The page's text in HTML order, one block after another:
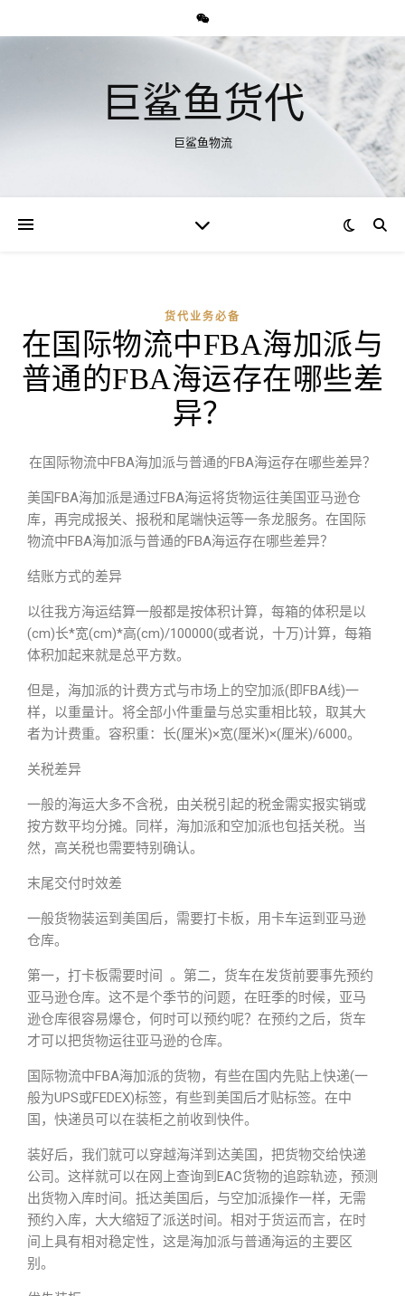
巨鲨鱼货代
巨鲨鱼物流
货代业务必备
在国际物流中FBA海加派与
普通的FBA海运存在哪些差
异？
在国际物流中FBA海加派与普通的FBA海运存在哪些差异？
美国FBA海加派是通过FBA海运将货物运往美国亚马逊仓
库，再完成报关、报税和尾端快运等一条龙服务。在国际
物流中FBA海加派与普通的FBA海运存在哪些差异？
结账方式的差异
以往我方海运结算一般都是按体积计算，每箱的体积是以
(cm)长*宽(cm)*高(cm)/100000(或者说，十万)计算，每箱
体积加起来就是总平方数。
但是，海加派的计费方式与市场上的空加派(即FBA线)一
样，以重量计。将全部小件重量与总实重相比较，取其大
者为计费重。容积重：长(厘米)×宽(厘米)×(厘米)/6000。
关税差异
一般的海运大多不含税，由关税引起的税金需实报实销或
按方数平均分摊。同样，海加派和空加派也包括关税。当
然，高关税也需要特别确认。
末尾交付时效差
一般货物装运到美国后，需要打卡板，用卡车运到亚马逊
仓库。
第一，打卡板需要时间 。第二，货车在发货前要事先预约
亚马逊仓库。这不是个季节的问题，在旺季的时候，亚马
逊仓库很容易爆仓，何时可以预约呢？在预约之后，货车
才可以把货物运往亚马逊的仓库。
国际物流中FBA海加派的货物，有些在国内先贴上快递(一
般为UPS或FEDEX)标签，有些到美国后才贴标签。在中
国，快递员可以在装柜之前收到快件。
装好后，我们就可以穿越海洋到达美国，把货物交给快递
公司。这样就可以在网上查询到EAC货物的追踪轨迹，预测
出货物入库时间。抵达美国后，与空加派操作一样，无需
预约入库，大大缩短了派送时间。相对于货运而言，在时
间上具有相对稳定性，这是海加派与普通海运的主要区
别。